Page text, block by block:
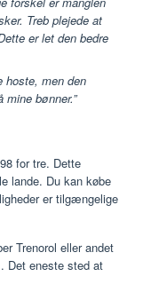
Treb plejede at
er let den bedre
hoste, men den
bønner.”
for tre. Dette
lande. Du kan købe
er tilgængelige
Trenorol eller andet
. Det eneste sted at